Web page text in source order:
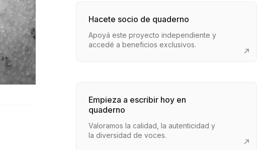
Hacete socio de quaderno
Apoyá este proyecto independiente y
accedé a beneficios exclusivos.
Empieza a escribir hoy en
quaderno
Valoramos la calidad, la autenticidad y
la diversidad de voces.